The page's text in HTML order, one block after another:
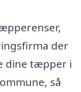
der
dine tæpper i
så